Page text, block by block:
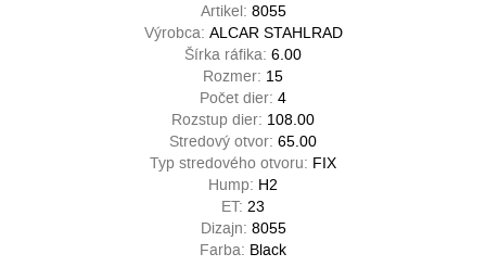
Artikel: 8055
Výrobca: ALCAR STAHLRAD
Šírka ráfika: 6.00
Rozmer: 15
Počet dier: 4
Rozstup dier: 108.00
Stredový otvor: 65.00
Typ stredového otvoru: FIX
Hump: H2
ET: 23
Dizajn: 8055
Farba: Black